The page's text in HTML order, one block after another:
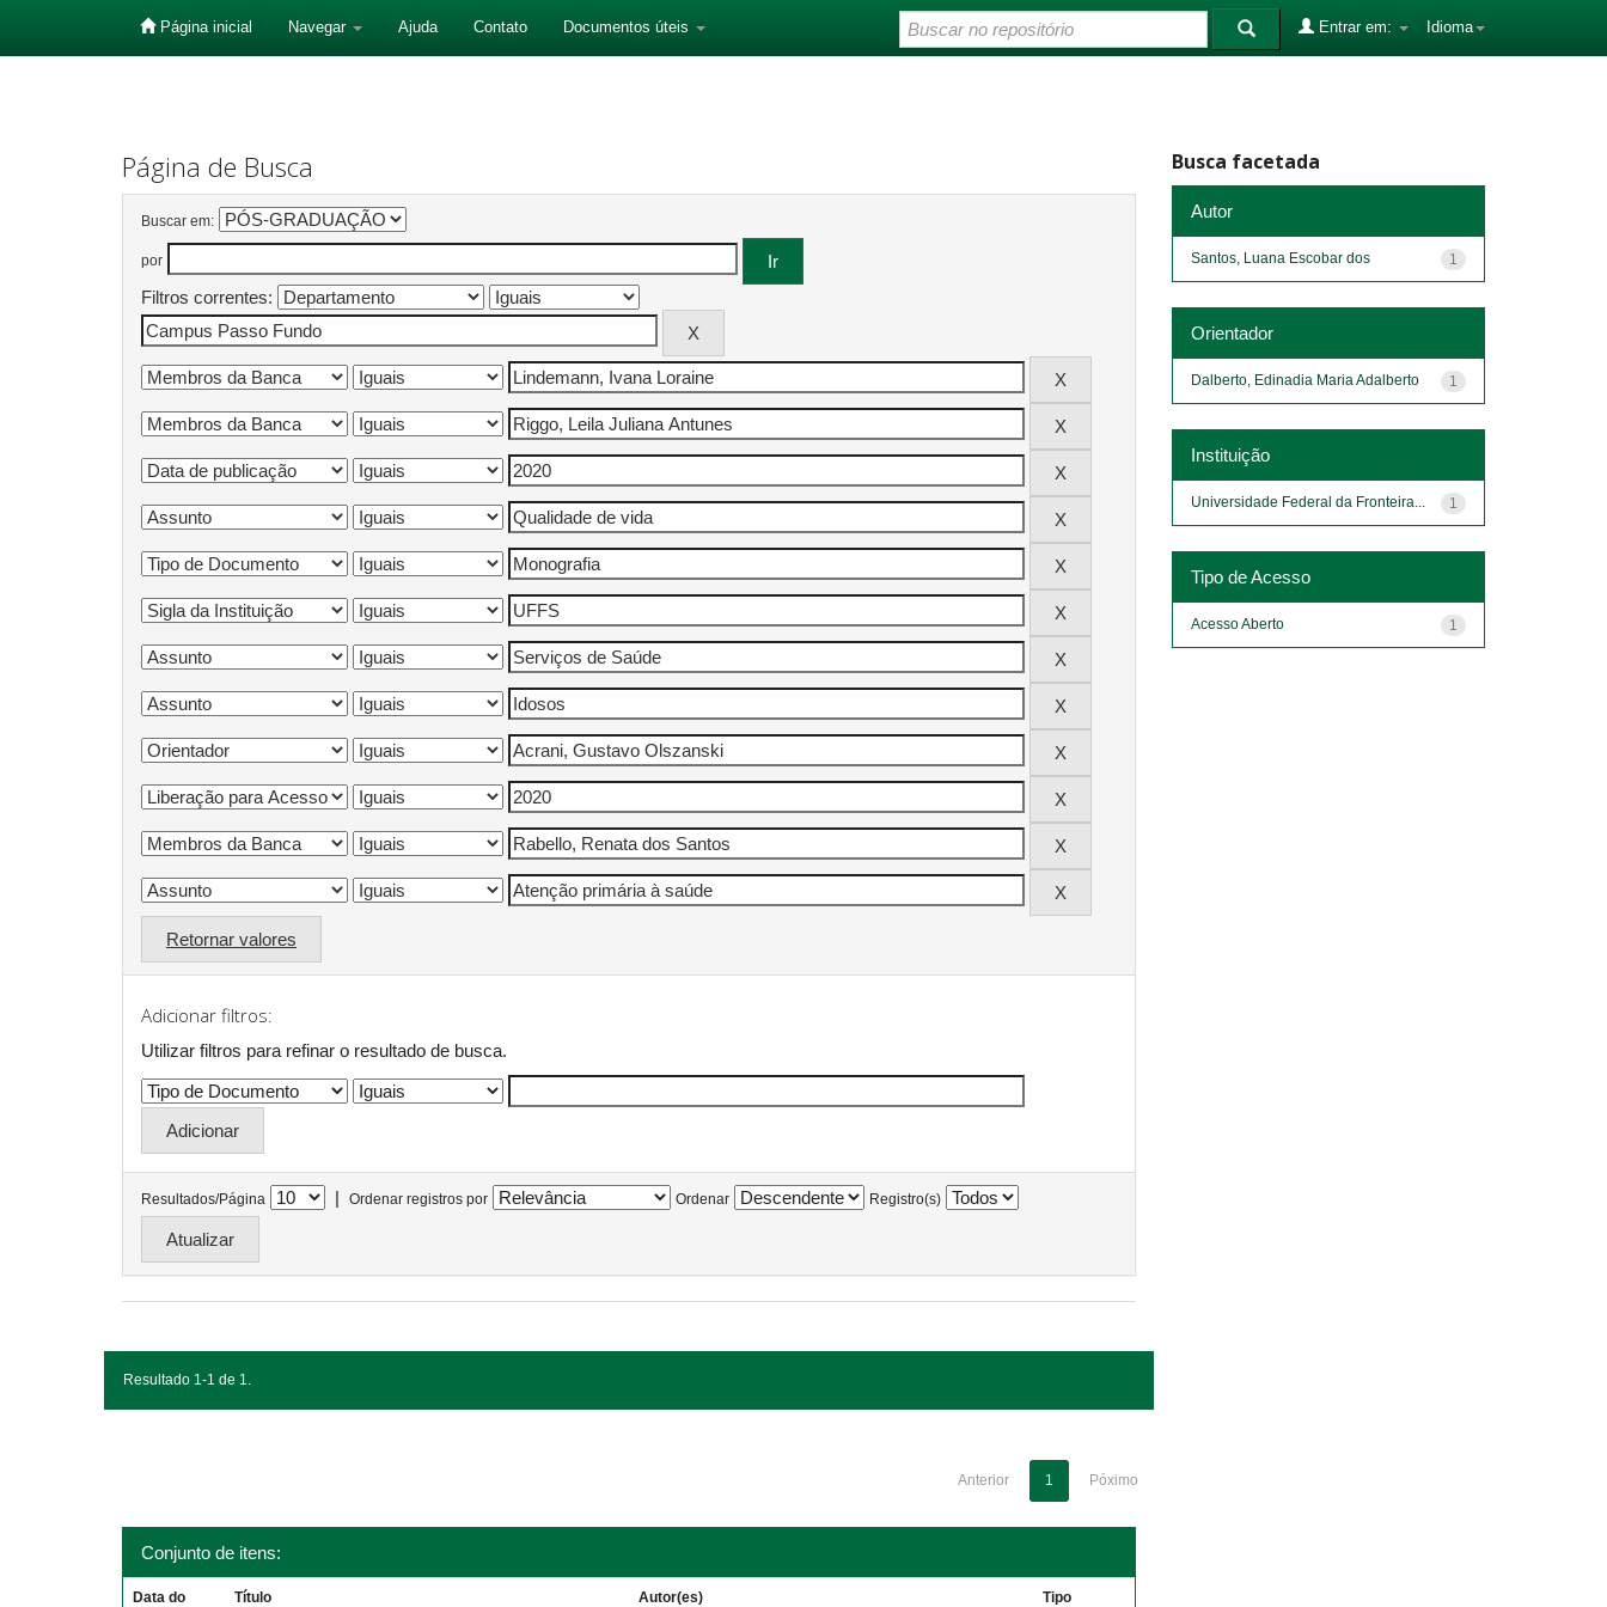
Página inicial Navegar Ajuda Contato Documentos úteis Idioma
Entrar em:
Página de Busca
Buscar em:
por
Filtros correntes:
Retornar valores
Adicionar filtros:
Utilizar filtros para refinar o resultado de busca.
Resultados/Página | Ordenar registros por Ordenar Registro(s)
Resultado 1-1 de 1.
Anterior 1 Póximo
Conjunto de itens:
Data do Título Autor(es) Tipo
Busca facetada
Autor
1
Santos, Luana Escobar dos
Orientador
1
Dalberto, Edinadia Maria Adalberto
Instituição
1
Universidade Federal da Fronteira...
Tipo de Acesso
1
Acesso Aberto